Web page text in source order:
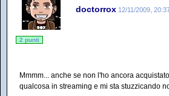
doctorrox 12/11/2009,
2 punti
Mmmm... anche se non l'ho ancora
qualcosa in streaming e mi sta stuzzicando